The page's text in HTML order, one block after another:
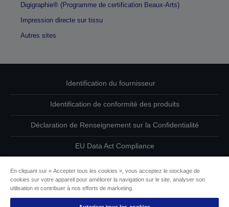
Digigraphie® (Programme de certification Beaux-Arts)
Impression directe sur tissu
Autres sites
Identification du fournisseur
Identification de conformité des produits
Déclaration de Renseignement sur la Confidentialité
EU Data Act Compliance
Informations sur les cookies
En cliquant sur « Accepter tous les cookies », vous acceptez le stockage de
cookies sur votre appareil pour améliorer la navigation sur le site, analyser son
utilisation et contribuer à nos efforts de marketing.